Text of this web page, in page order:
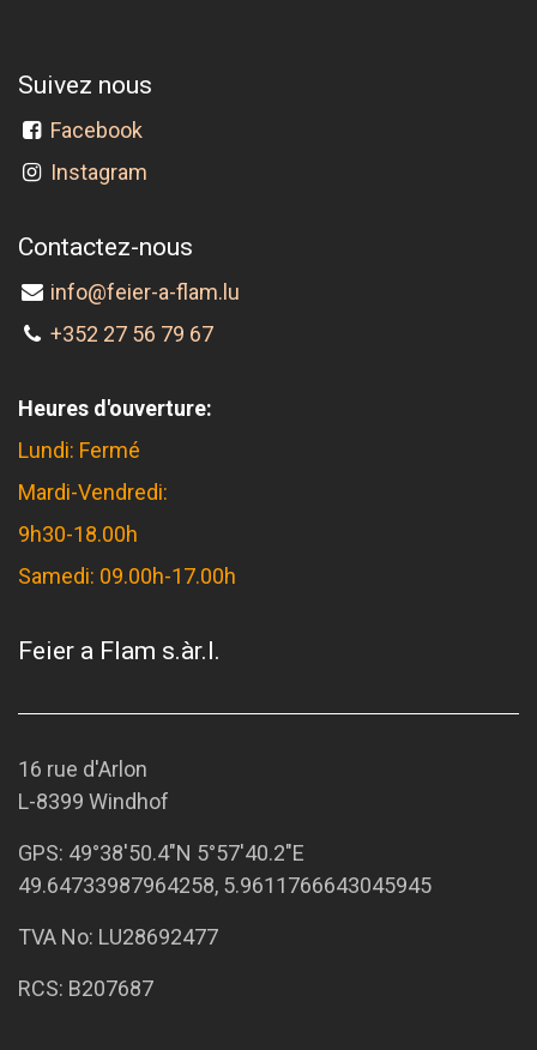
Suivez nous
Facebook
Instagram
Contactez-nous
info@feier-a-flam.lu
+352 27 56 79 67
Heures d'ouverture:
Lundi: Fermé
Mardi-Vendredi:
9h30-18.00h
Samedi: 09.00h-17.00h
Feier a Flam s.àr.l.
16 rue d'Arlon
L-8399 Windhof
GPS: 49°38'50.4"N 5°57'40.2"E
49.64733987964258, 5.9611766643045945
TVA No: LU28692477
RCS: B207687